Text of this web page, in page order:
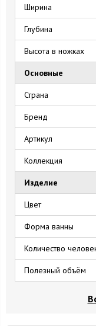
Ширина
Глубина
Высота в ножках
Основные
Страна
Бренд
Артикул
Коллекция
Изделие
Цвет
Форма ванны
Количество
Полезный объём